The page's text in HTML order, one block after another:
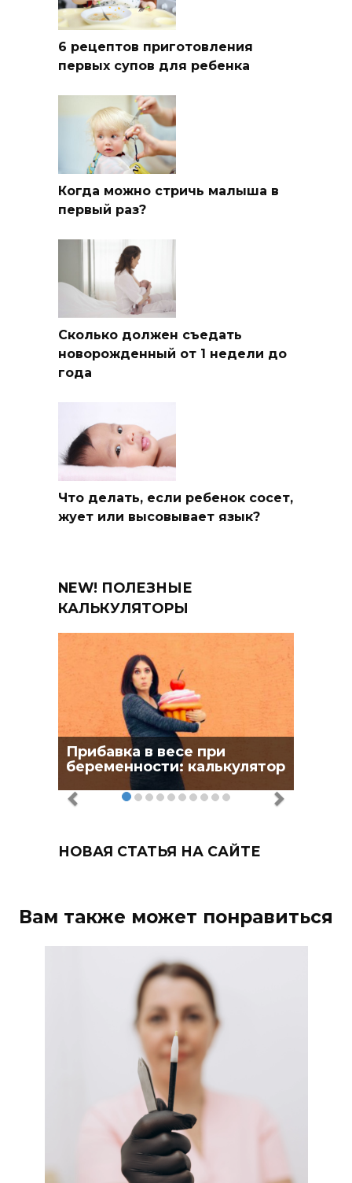
6 рецептов приготовления
первых супов для ребенка
Когда можно стричь малыша в
первый раз?
Сколько должен съедать
новорожденный от 1 недели до
года
Что делать, если ребенок сосет,
жует или высовывает язык?
NEW! ПОЛЕЗНЫЕ
КАЛЬКУЛЯТОРЫ
Прибавка в весе при
беременности: калькулятор
НОВАЯ СТАТЬЯ НА САЙТЕ
Вам также может понравиться